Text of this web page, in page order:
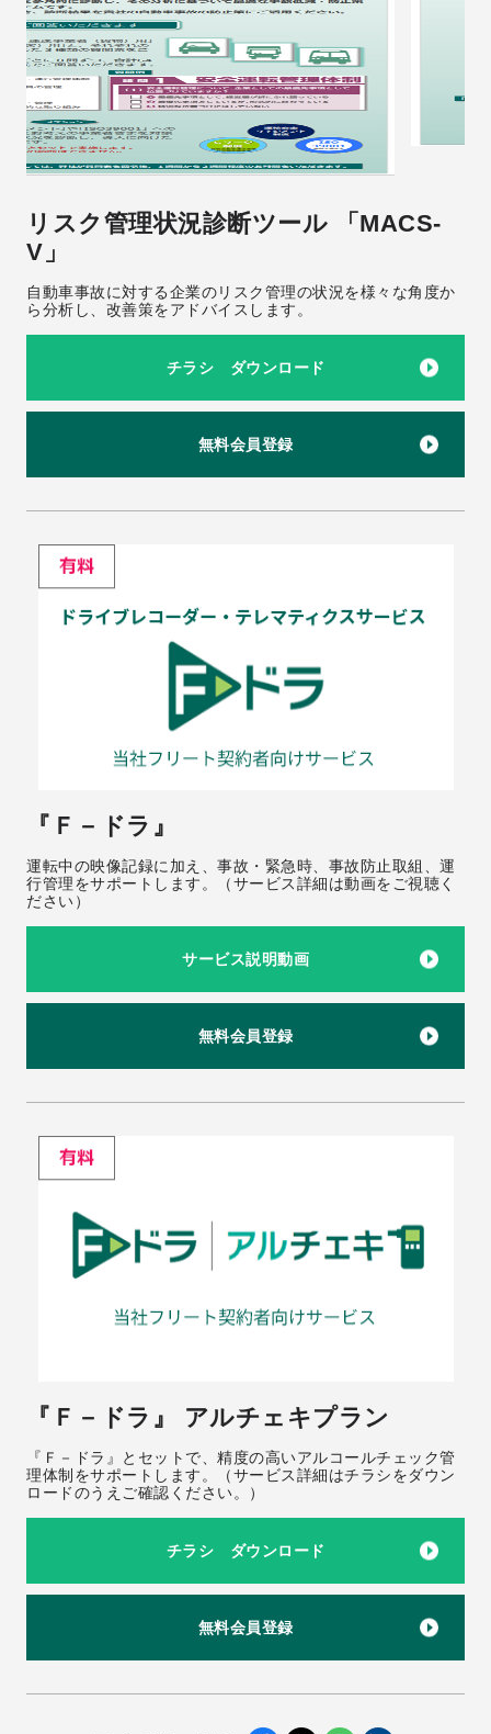
リスク管理状況診断ツール 「MACS-
V」
自動車事故に対する企業のリスク管理の状況を様々な角度か
ら分析し、改善策をアドバイスします。
チラシ ダウンロード
無料会員登録
『Ｆ－ドラ』
運転中の映像記録に加え、事故・緊急時、事故防止取組、運
行管理をサポートします。（サービス詳細は動画をご視聴く
ださい）
サービス説明動画
無料会員登録
『Ｆ－ドラ』 アルチェキプラン
『Ｆ－ドラ』とセットで、精度の高いアルコールチェック管
理体制をサポートします。（サービス詳細はチラシをダウン
ロードのうえご確認ください。）
チラシ ダウンロード
無料会員登録